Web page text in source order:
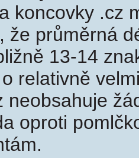
koncovky .cz
že průměrná
13-14
relativně
neobsahuje
oproti